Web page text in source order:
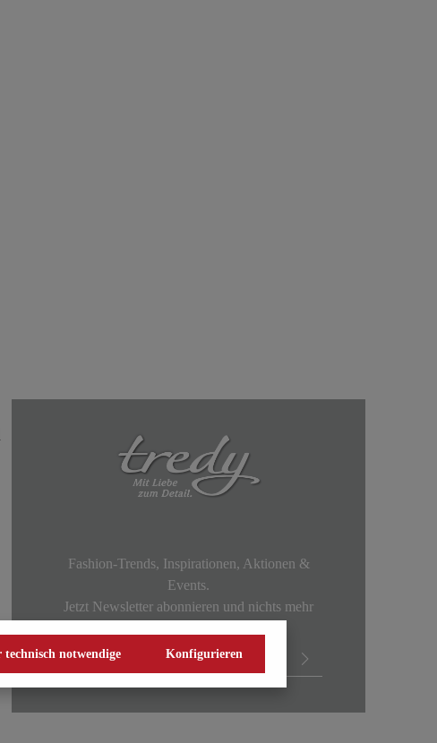
Fashion-Trends, Inspirationen, Aktionen &
Events.
Jetzt Newsletter abonnieren und nichts mehr
technisch notwendige Konfigurieren